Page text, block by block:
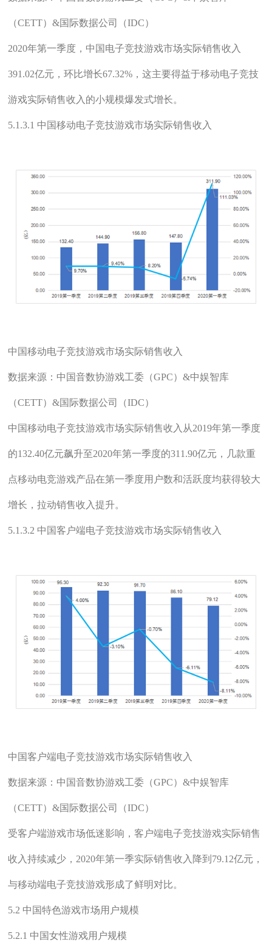
（CETT）&国际数据公司（IDC）
2020年第一季度，中国电子竞技游戏市场实际销售收入
391.02亿元，环比增长67.32%，这主要得益于移动电子竞技
游戏实际销售收入的小规模爆发式增长。
5.1.3.1 中国移动电子竞技游戏市场实际销售收入
中国移动电子竞技游戏市场实际销售收入
数据来源：中国音数协游戏工委（GPC）&中娱智库
（CETT）&国际数据公司（IDC）
中国移动电子竞技游戏市场实际销售收入从2019年第一季度
的132.40亿元飙升至2020年第一季度的311.90亿元，几款重
点移动电竞游戏产品在第一季度用户数和活跃度均获得较大
增长，拉动销售收入提升。
5.1.3.2 中国客户端电子竞技游戏市场实际销售收入
中国客户端电子竞技游戏市场实际销售收入
数据来源：中国音数协游戏工委（GPC）&中娱智库
（CETT）&国际数据公司（IDC）
受客户端游戏市场低迷影响，客户端电子竞技游戏实际销售
收入持续减少，2020年第一季实际销售收入降到79.12亿元，
与移动端电子竞技游戏形成了鲜明对比。
5.2 中国特色游戏市场用户规模
5.2.1 中国女性游戏用户规模